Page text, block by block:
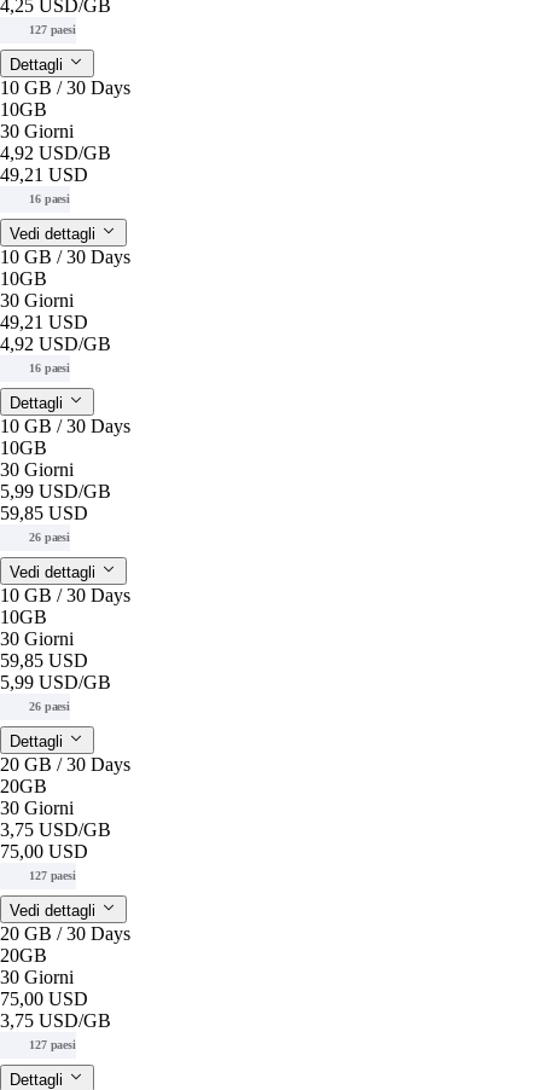
4,25 USD/GB
127 paesi
Dettagli
10 GB / 30 Days
10GB
30 Giorni
4,92 USD/GB
49,21 USD
16 paesi
Vedi dettagli
10 GB / 30 Days
10GB
30 Giorni
49,21 USD
4,92 USD/GB
16 paesi
Dettagli
10 GB / 30 Days
10GB
30 Giorni
5,99 USD/GB
59,85 USD
26 paesi
Vedi dettagli
10 GB / 30 Days
10GB
30 Giorni
59,85 USD
5,99 USD/GB
26 paesi
Dettagli
20 GB / 30 Days
20GB
30 Giorni
3,75 USD/GB
75,00 USD
127 paesi
Vedi dettagli
20 GB / 30 Days
20GB
30 Giorni
75,00 USD
3,75 USD/GB
127 paesi
Dettagli